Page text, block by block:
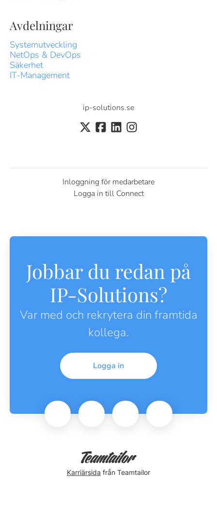
Avdelningar
Systemutveckling
NetOps & DevOps
Säkerhet
IT-Management
ip-solutions.se
Inloggning för medarbetare
Logga in till Connect
Jobbar du redan på
IP-Solutions?
Var med och rekrytera din framtida
kollega.
Logga in
Karriärsida från Teamtailor